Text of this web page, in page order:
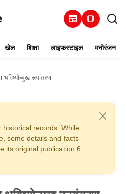
newspaper amp_stories
खेल शिक्षा लाइफस्टाइल मनोरंजन
भविष्योन्मुख रूपांतरण
records. While
some details and facts
its original publication 6